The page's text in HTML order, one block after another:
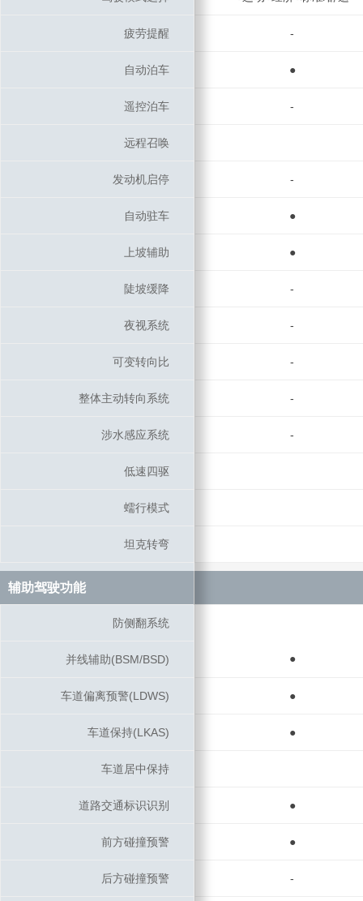
疲劳提醒 -
自动泊车 ●
遥控泊车 -
远程召唤
发动机启停 -
自动驻车 ●
上坡辅助 ●
陡坡缓降 -
夜视系统 -
可变转向比 -
整体主动转向系统 -
涉水感应系统 -
低速四驱
蠕行模式
坦克转弯
辅助驾驶功能
防侧翻系统
并线辅助(BSM/BSD) ●
车道偏离预警(LDWS) ●
车道保持(LKAS) ●
车道居中保持
道路交通标识识别 ●
前方碰撞预警 ●
后方碰撞预警 -
疲劳提醒
自动泊车
遥控泊车
远程召唤
发动机启停
自动驻车
上坡辅助
陡坡缓降
夜视系统
可变转向比
整体主动转向系统
涉水感应系统
低速四驱
蠕行模式
坦克转弯
辅助驾驶功能
防侧翻系统
并线辅助(BSM/BSD)
车道偏离预警(LDWS)
车道保持(LKAS)
车道居中保持
道路交通标识识别
前方碰撞预警
后方碰撞预警